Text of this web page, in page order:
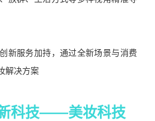
新服务加持，通过全新场景与消费
解决方案
科技——美妆科技